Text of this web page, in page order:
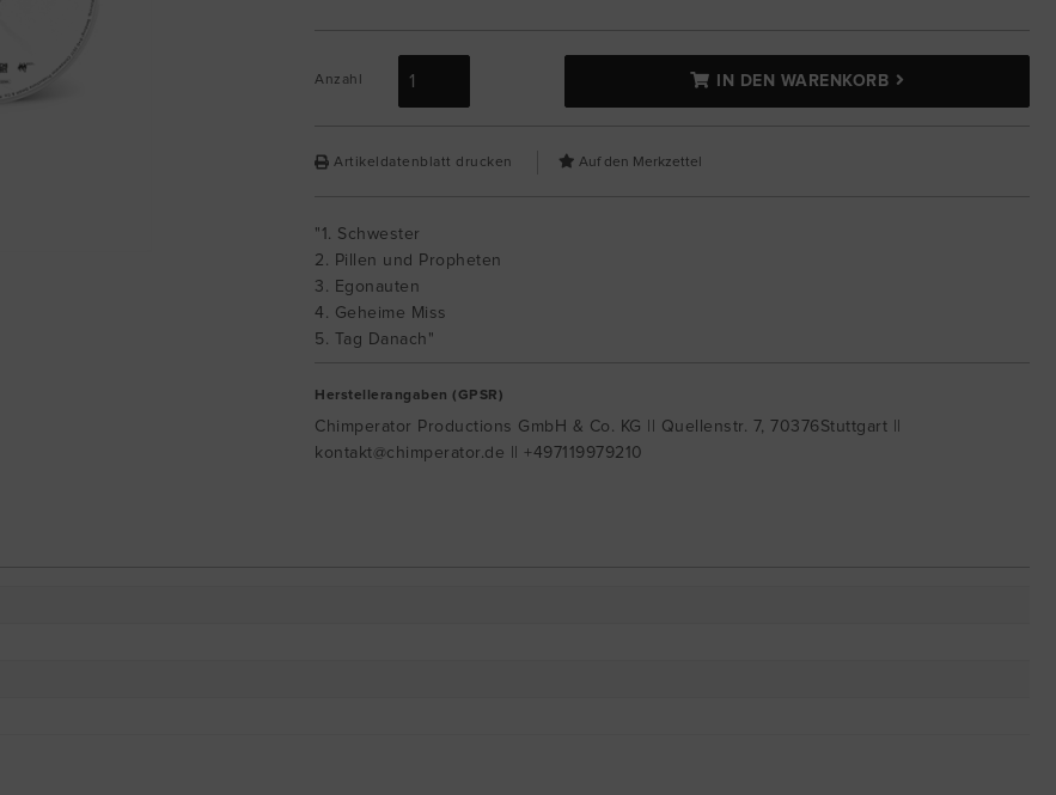
Anzahl IN DEN WARENKORB
Artikeldatenblatt drucken
"1. Schwester
2. Pillen und Propheten
3. Egonauten
4. Geheime Miss
5. Tag Danach"
Herstellerangaben (GPSR)
Chimperator Productions GmbH & Co. KG || Quellenstr. 7, 70376Stuttgart ||
kontakt@chimperator.de || +497119979210